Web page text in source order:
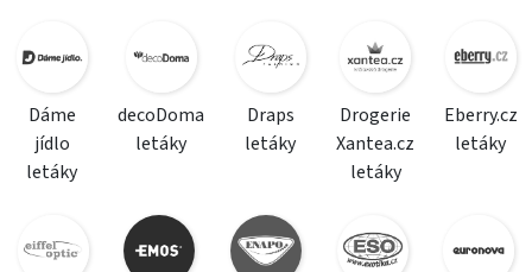
Dáme
jídlo
letáky
decoDoma
letáky
Draps
letáky
Drogerie
Xantea.cz
letáky
Eberry.cz
letáky